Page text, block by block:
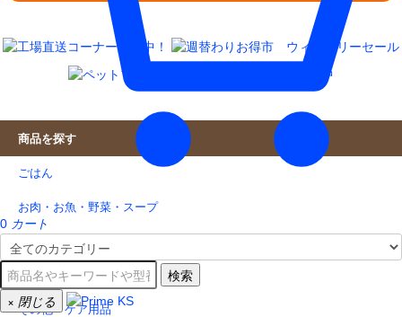
0 カート
検索
× 閉じる
商品を探す
ごはん
お肉・お魚・野菜・スープ
サプリメント
その他・ケア用品